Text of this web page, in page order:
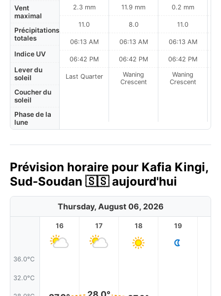
Vent
maximal
Précipitations
totales
Indice UV
Lever du
soleil
Coucher du
soleil
Phase de la
lune
2.3 mm
11.0
06:13 AM
06:42 PM
Last Quarter
11.9 mm
8.0
06:13 AM
06:42 PM
Waning
Crescent
0.2 mm
11.0
06:13 AM
06:42 PM
Waning
Crescent
Prévision horaire pour Kafia Kingi,
Sud-Soudan 🇸🇸 aujourd'hui
Thursday, August 06, 2026
36.0°C
32.0°C
16 17
28.0°
18 19